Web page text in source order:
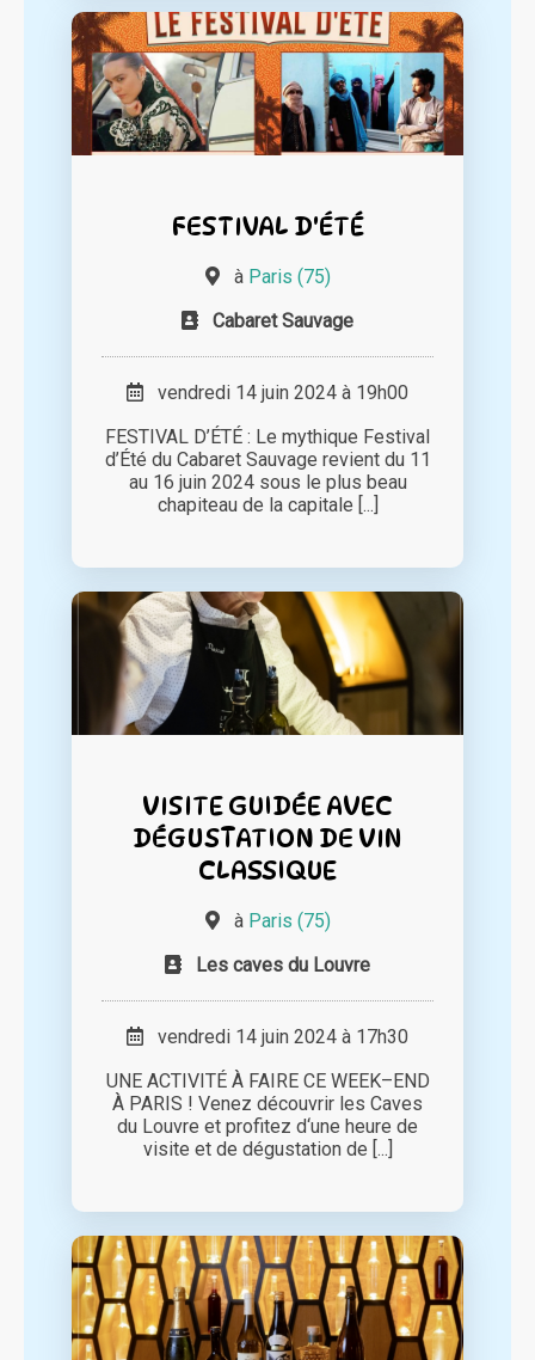
FESTIVAL D'ÉTÉ
à Paris (75)
Cabaret Sauvage
vendredi 14 juin 2024 à 19h00
FESTIVAL D’ÉTÉ : Le mythique Festival
d’Été du Cabaret Sauvage revient du 11
au 16 juin 2024 sous le plus beau
chapiteau de la capitale [...]
VISITE GUIDÉE AVEC
DÉGUSTATION DE VIN
CLASSIQUE
à Paris (75)
Les caves du Louvre
vendredi 14 juin 2024 à 17h30
UNE ACTIVITÉ À FAIRE CE WEEK–END
À PARIS ! Venez découvrir les Caves
du Louvre et profitez d‘une heure de
visite et de dégustation de [...]